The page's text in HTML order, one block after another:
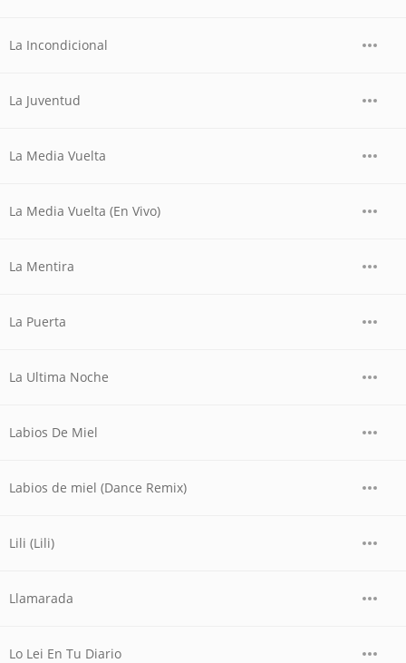
La Incondicional
La Juventud
La Media Vuelta
La Media Vuelta (En Vivo)
La Mentira
La Puerta
La Ultima Noche
Labios De Miel
Labios de miel (Dance Remix)
Lili (Lili)
Llamarada
Lo Lei En Tu Diario